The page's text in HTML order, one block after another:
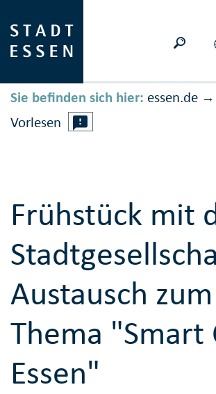
Sie befinden sich hier: essen.de →
Vorlesen
Frühstück mit
Austausch zum
Thema "Smart
Essen"